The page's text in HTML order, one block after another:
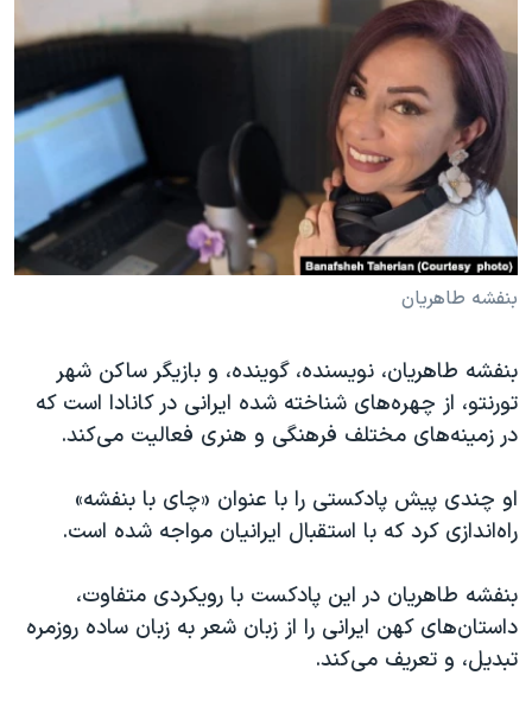
فرهنگ و زندگی
حقوق شهروندی
اقتصادی
علم و فناوری
اسرائیل در جنگ
گالری عکس
آرشیو پخش زنده
مستندها
انتخابات ریاست جمهوری آمریکا ۲۰۲۴
حمله جمهوری اسلامی به اسرائیل
رمز مهسا
ورزش زنان در ایران
اعتراضات زن، زندگی، آزادی
مجموعه مستندهای دادخواهی
دادگاه حمید نوری
چهل سال گروگان‌گیری
قانون شفافیت دارائی کادر رهبری ایران
اعتراضات مردمی آبان ۹۸
اسرائیل در جنگ
همایش محافظه‌کاران آمریکا «سی‌پک»
صفحه‌های ویژه
دنبال کنید
زبانهای مختلف
بنفشه طاهریان
بنفشه طاهریان، نویسنده، گوینده، و بازیگر ساکن شهر
تورنتو، از چهره‌های شناخته شده ایرانی در کانادا است که
در زمینه‌های مختلف فرهنگی و هنری فعالیت می‌کند.
او چندی پیش پادکستی را با عنوان «چای با بنفشه»
راه‌اندازی کرد که با استقبال ایرانیان مواجه شده است.
بنفشه طاهریان در این پادکست با رویکردی متفاوت،
داستان‌های کهن ایرانی را از زبان شعر به زبان ساده روزمره
تبدیل، و تعریف می‌کند.